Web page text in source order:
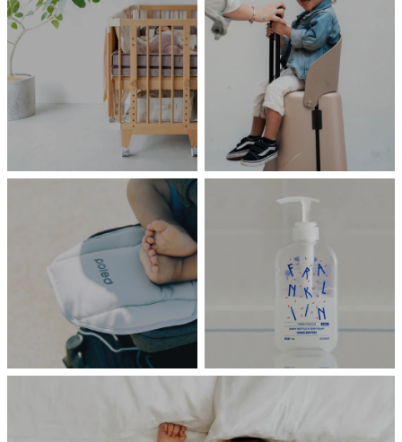
HOME
farska
嬰兒床
TRAVEL
MiaMily
坐坐箱
BREEZE PURE